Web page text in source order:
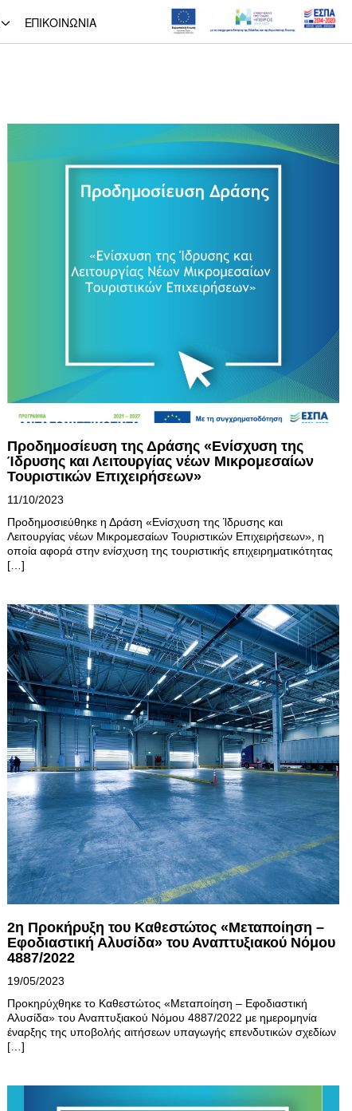
ΕΠΙΚΟΙΝΩΝΙΑ
Προδημοσίευση της Δράσης «Ενίσχυση της
Ίδρυσης και Λειτουργίας νέων Μικρομεσαίων
Τουριστικών Επιχειρήσεων»
11/10/2023
Προδημοσιεύθηκε η Δράση «Ενίσχυση της Ίδρυσης και
Λειτουργίας νέων Μικρομεσαίων Τουριστικών Επιχειρήσεων», η
οποία αφορά στην ενίσχυση της τουριστικής επιχειρηματικότητας
[…]
2η Προκήρυξη του Καθεστώτος «Μεταποίηση –
Εφοδιαστική Αλυσίδα» του Αναπτυξιακού Νόμου
4887/2022
19/05/2023
Προκηρύχθηκε το Καθεστώτος «Μεταποίηση – Εφοδιαστική
Αλυσίδα» του Αναπτυξιακού Νόμου 4887/2022 με ημερομηνία
έναρξης της υποβολής αιτήσεων υπαγωγής επενδυτικών σχεδίων
[…]